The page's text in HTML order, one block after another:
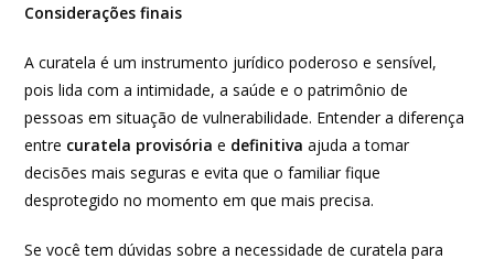
Considerações finais
A curatela é um instrumento jurídico poderoso e sensível,
pois lida com a intimidade, a saúde e o patrimônio de
pessoas em situação de vulnerabilidade. Entender a diferença
entre curatela provisória e definitiva ajuda a tomar
decisões mais seguras e evita que o familiar fique
desprotegido no momento em que mais precisa.
Se você tem dúvidas sobre a necessidade de curatela para